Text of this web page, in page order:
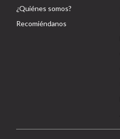
¿Quiénes somos?
Recomiéndanos